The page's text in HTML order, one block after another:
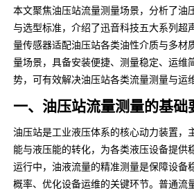
本文聚焦油压站流量测量场景，分析了油
与选型标准，介绍了迅音科技五大系列超
量传感器适配油压站各类油性介质与多材
量场景，具备安装便捷、测量稳定、运维
势，可有效解决油压站各类流量测量与运
一、油压站流量测量的基础
油压站是工业液压体系的核心动力装置，
能与液压能的转化，为各类液压设备提供
运行中，油液流量的精准测量是保障设备
概率、优化设备运维的关键环节。普通流